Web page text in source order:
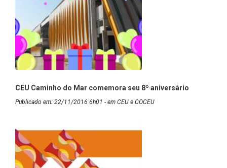
CEU Caminho do Mar comemora seu 8º aniversário
Publicado em: 22/11/2016 6h01 - em CEU e COCEU